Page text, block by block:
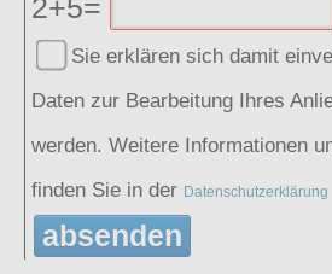
2+5=
Sie erklären sich damit
Daten zur Bearbeitung Ihres
werden. Weitere Informationen
finden Sie in der Datenschutzerklärung
absenden